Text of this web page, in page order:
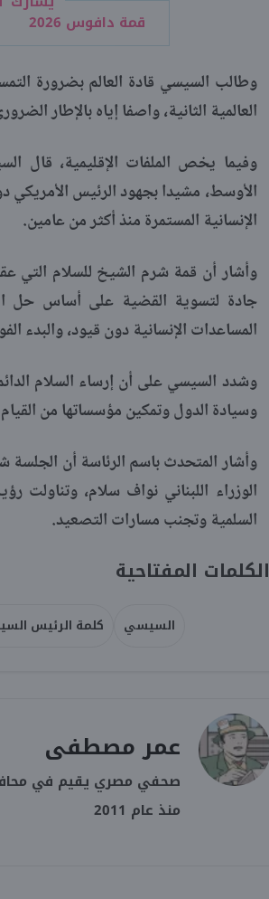
قمة دافوس 2026
وطالب السيسي قادة العالم بضرورة
العالمية الثانية، واصفا إياه بالإطار
وفيما يخص الملفات الإقليمية، قال
الأوسط، مشيدا بجهود الرئيس الأمريكي
الإنسانية المستمرة منذ أكثر من عامين.
وأشار أن قمة شرم الشيخ للسلام التي
جادة لتسوية القضية على أساس حل
المساعدات الإنسانية دون قيود، والبدء
وشدد السيسي على أن إرساء السلام
وسيادة الدول وتمكين مؤسساتها من
وأشار المتحدث باسم الرئاسة أن
الوزراء اللبناني نواف سلام،
السلمية وتجنب مسارات التصعيد.​​​​​​​
الكلمات المفتاحية
السيسي كلمة الرئيس
عمر مصطفى
صحفي مصري يقيم في
منذ عام 2011